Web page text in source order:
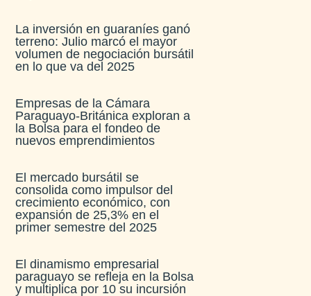
La inversión en guaraníes ganó
terreno: Julio marcó el mayor
volumen de negociación bursátil
en lo que va del 2025
Empresas de la Cámara
Paraguayo-Británica exploran a
la Bolsa para el fondeo de
nuevos emprendimientos
El mercado bursátil se
consolida como impulsor del
crecimiento económico, con
expansión de 25,3% en el
primer semestre del 2025
El dinamismo empresarial
paraguayo se refleja en la Bolsa
y multiplica por 10 su incursión